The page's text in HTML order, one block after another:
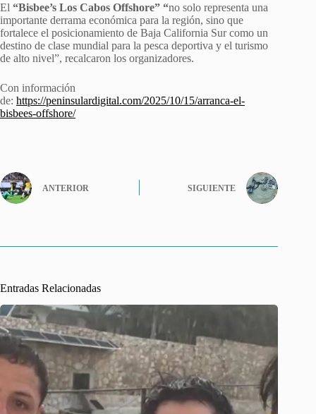
El “Bisbee’s Los Cabos Offshore” “no solo representa una
importante derrama económica para la región, sino que
fortalece el posicionamiento de Baja California Sur como un
destino de clase mundial para la pesca deportiva y el turismo
de alto nivel”, recalcaron los organizadores.
Con información
de: https://peninsulardigital.com/2025/10/15/arranca-el-
bisbees-offshore/
ANTERIOR SIGUIENTE
Entradas Relacionadas